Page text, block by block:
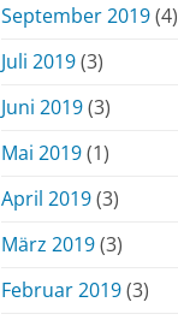
September 2019(4)
Juli 2019(3)
Juni 2019(3)
Mai 2019(1)
April 2019(3)
März 2019(3)
Februar 2019(3)